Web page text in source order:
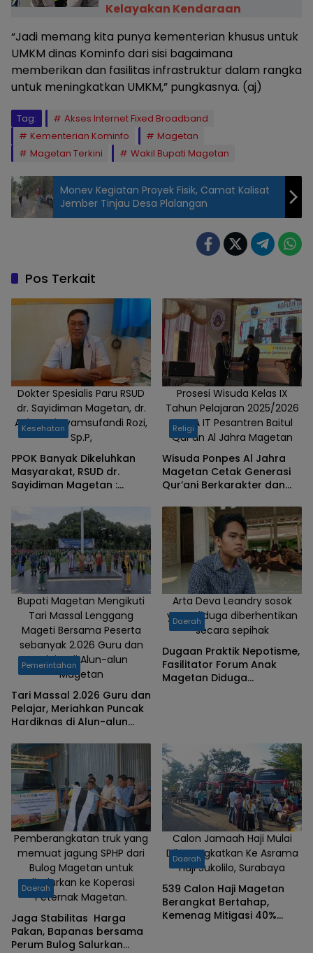
Kelayakan Kendaraan
“Jadi memang kita punya kementerian khusus untuk
UMKM dinas Kominfo dari sisi bagaimana
memberikan dan fasilitas infrastruktur dalam rangka
untuk meningkatkan UMKM,” pungkasnya. (aj)
Tag:
Akses Internet Fixed Broadband
Kementerian Kominfo
Magetan
Magetan Terkini
Wakil Bupati Magetan
Monev Kegiatan Proyek Fisik, Camat Kalisat
Jember Tinjau Desa Plalangan
Pos Terkait
Dokter Spesialis Paru RSUD
dr. Sayidiman Magetan, dr.
Achmad Syamsufandi Rozi,
Sp.P,
Kesehatan
PPOK Banyak Dikeluhkan
Masyarakat, RSUD dr.
Sayidiman Magetan :
Kesehatan Paru
Prosesi Wisuda Kelas IX
Tahun Pelajaran 2025/2026
XII MA IT Pesantren Baitul
Qur'an Al Jahra Magetan
Religi
‎Wisuda Ponpes Al Jahra
Magetan Cetak Generasi
Qur’ani Berkarakter dan
Bupati Magetan Mengikuti
Tari Massal Lenggang
Mageti Bersama Peserta
sebanyak 2.026 Guru dan
Pelajar di Alun-alun
Magetan
Pemerintahan
‎Tari Massal 2.026 Guru dan
Pelajar, Meriahkan Puncak
Hardiknas di Alun-alun
Arta Deva Leandry sosok
yang diduga diberhentikan
secara sepihak
Daerah
‎Dugaan Praktik Nepotisme,
Fasilitator Forum Anak
Magetan Diduga
Pemberangkatan truk yang
memuat jagung SPHP dari
Bulog Magetan untuk
disalurkan ke Koperasi
Peternak Magetan.
Daerah
‎Jaga Stabilitas Harga
Pakan, Bapanas bersama
Perum Bulog Salurkan
Calon Jamaah Haji Mulai
Diberangkatkan Ke Asrama
Haji Sukolilo, Surabaya
Daerah
‎539 Calon Haji Magetan
Berangkat Bertahap,
Kemenag Mitigasi 40%